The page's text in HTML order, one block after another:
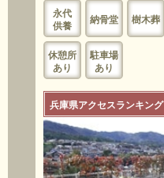
永代
供養
納骨堂 樹木葬
休憩所
あり
駐車場
あり
兵庫県アクセスランキング